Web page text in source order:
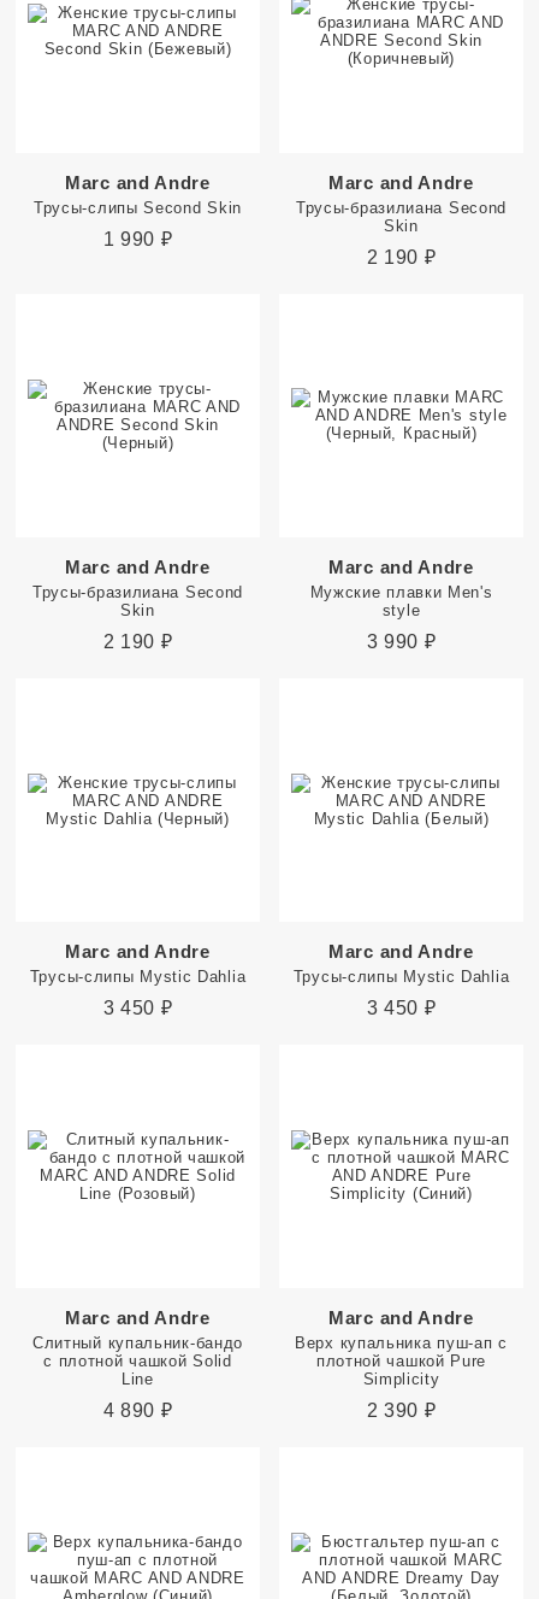
Marc and Andre
Трусы-слипы Second Skin
1 990 ₽
Marc and Andre
Трусы-бразилиана Second
Skin
2 190 ₽
Marc and Andre
Трусы-бразилиана Second
Skin
2 190 ₽
Marc and Andre
Мужские плавки Men's
style
3 990 ₽
Marc and Andre
Трусы-слипы Mystic Dahlia
3 450 ₽
Marc and Andre
Трусы-слипы Mystic Dahlia
3 450 ₽
Marc and Andre
Слитный купальник-бандо
с плотной чашкой Solid
Line
4 890 ₽
Marc and Andre
Верх купальника пуш-ап с
плотной чашкой Pure
Simplicity
2 390 ₽